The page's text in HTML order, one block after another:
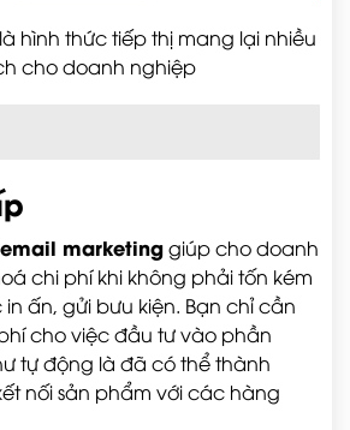
hình thức tiếp thị mang lại nhiều
cho doanh nghiệp
email marketinggiúp cho doanh
chi phí khi không phải tốn kém
ấn, gửi bưu kiện. Bạn chỉ cần
cho việc đầu tư vào phần
tự động là đã có thể thành
nối sản phẩm với các hàng